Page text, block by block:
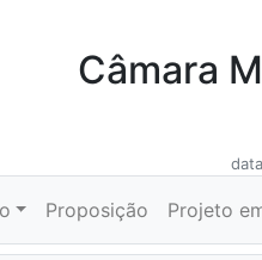
Câmara
Proposição Projeto